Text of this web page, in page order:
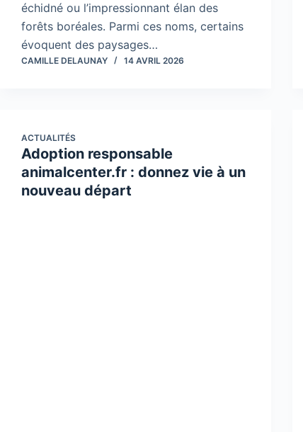
échidné ou l’impressionnant élan des
forêts boréales. Parmi ces noms, certains
évoquent des paysages…
CAMILLE DELAUNAY 14 AVRIL 2026
ACTUALITÉS
Adoption responsable
animalcenter.fr : donnez vie à un
nouveau départ